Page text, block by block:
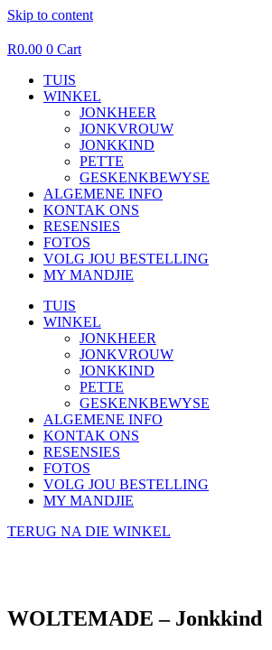
Skip to content
R0.00 0 Cart
TUIS
WINKEL
JONKHEER
JONKVROUW
JONKKIND
PETTE
GESKENKBEWYSE
ALGEMENE INFO
KONTAK ONS
RESENSIES
FOTOS
VOLG JOU BESTELLING
MY MANDJIE
TUIS
WINKEL
JONKHEER
JONKVROUW
JONKKIND
PETTE
GESKENKBEWYSE
ALGEMENE INFO
KONTAK ONS
RESENSIES
FOTOS
VOLG JOU BESTELLING
MY MANDJIE
TERUG NA DIE WINKEL
WOLTEMADE – Jonkkind